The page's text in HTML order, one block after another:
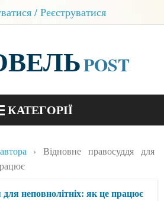
/ Реєструватися
POST
КАТЕГОРІЇ
БЛОГИ
Відновне правосуддя для
для неповнолітніх: як це працює